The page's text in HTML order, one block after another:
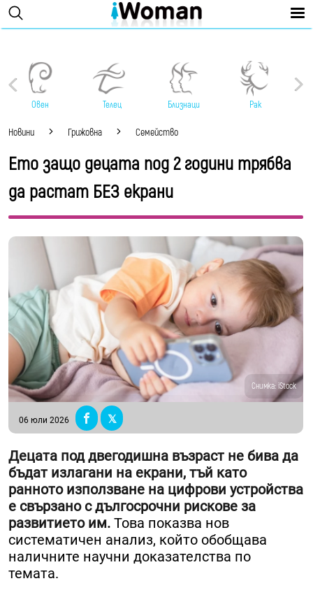
Овен Телец Близнаци Рак
Новини Грижовна Семейство
Ето защо децата под 2 години трябва
да растат БЕЗ екрани
Снимка: iStock
06 юли 2026
Децата под двегодишна възраст не бива да
бъдат излагани на екрани, тъй като
ранното използване на цифрови устройства
е свързано с дългосрочни рискове за
развитието им. Това показва нов
систематичен анализ, който обобщава
наличните научни доказателства по
темата.